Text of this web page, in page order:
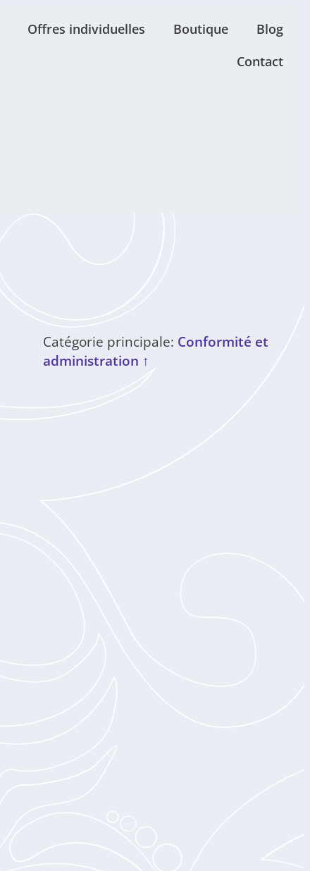
Offres individuelles Boutique
Blog
Contact
Catégorie principale: Conformité et
administration ↑